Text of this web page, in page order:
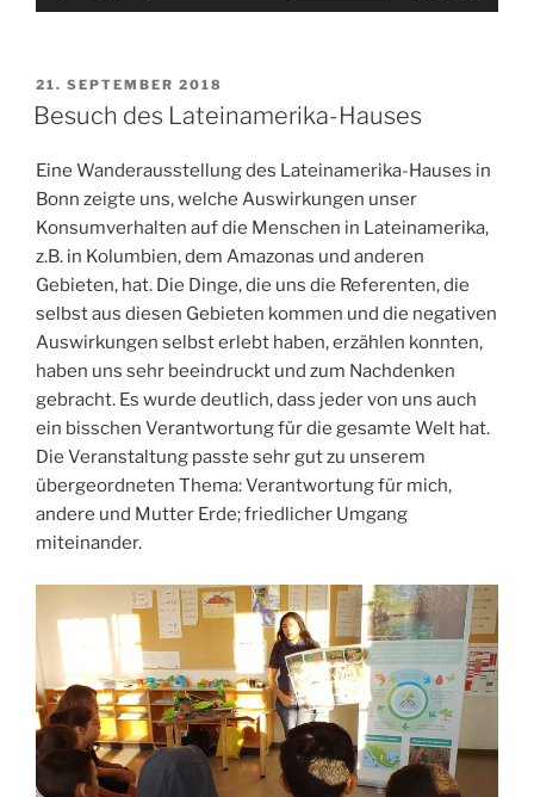
VERÖFFENTLICHT
AM
21. SEPTEMBER 2018
Besuch des Lateinamerika-Hauses
Eine Wanderausstellung des Lateinamerika-Hauses in
Bonn zeigte uns, welche Auswirkungen unser
Konsumverhalten auf die Menschen in Lateinamerika,
z.B. in Kolumbien, dem Amazonas und anderen
Gebieten, hat. Die Dinge, die uns die Referenten, die
selbst aus diesen Gebieten kommen und die negativen
Auswirkungen selbst erlebt haben, erzählen konnten,
haben uns sehr beeindruckt und zum Nachdenken
gebracht. Es wurde deutlich, dass jeder von uns auch
ein bisschen Verantwortung für die gesamte Welt hat.
Die Veranstaltung passte sehr gut zu unserem
übergeordneten Thema: Verantwortung für mich,
andere und Mutter Erde; friedlicher Umgang
miteinander.